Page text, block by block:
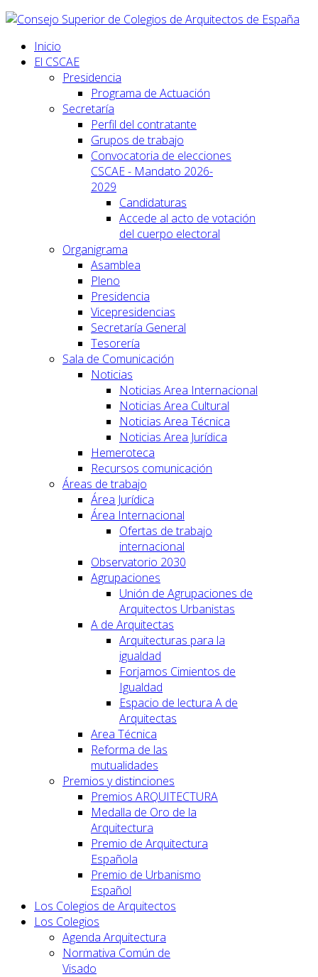
Inicio
El CSCAE
Presidencia
Programa de Actuación
Secretaría
Perfil del contratante
Grupos de trabajo
Convocatoria de elecciones
CSCAE - Mandato 2026-
2029
Candidaturas
Accede al acto de votación
del cuerpo electoral
Organigrama
Asamblea
Pleno
Presidencia
Vicepresidencias
Secretaría General
Tesorería
Sala de Comunicación
Noticias
Noticias Area Internacional
Noticias Area Cultural
Noticias Area Técnica
Noticias Area Jurídica
Hemeroteca
Recursos comunicación
Áreas de trabajo
Área Jurídica
Área Internacional
Ofertas de trabajo
internacional
Observatorio 2030
Agrupaciones
Unión de Agrupaciones de
Arquitectos Urbanistas
A de Arquitectas
Arquitecturas para la
igualdad
Forjamos Cimientos de
Igualdad
Espacio de lectura A de
Arquitectas
Area Técnica
Reforma de las
mutualidades
Premios y distinciones
Premios ARQUITECTURA
Medalla de Oro de la
Arquitectura
Premio de Arquitectura
Española
Premio de Urbanismo
Español
Los Colegios de Arquitectos
Los Colegios
Agenda Arquitectura
Normativa Común de
Visado